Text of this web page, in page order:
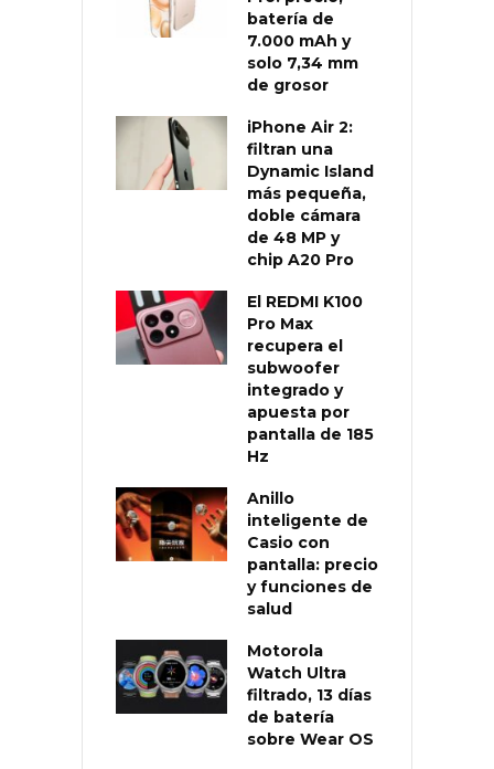
batería de
7.000 mAh y
solo 7,34 mm
de grosor
iPhone Air 2:
filtran una
Dynamic Island
más pequeña,
doble cámara
de 48 MP y
chip A20 Pro
El REDMI K100
Pro Max
recupera el
subwoofer
integrado y
apuesta por
pantalla de 185
Hz
Anillo
inteligente de
Casio con
pantalla: precio
y funciones de
salud
Motorola
Watch Ultra
filtrado, 13 días
de batería
sobre Wear OS